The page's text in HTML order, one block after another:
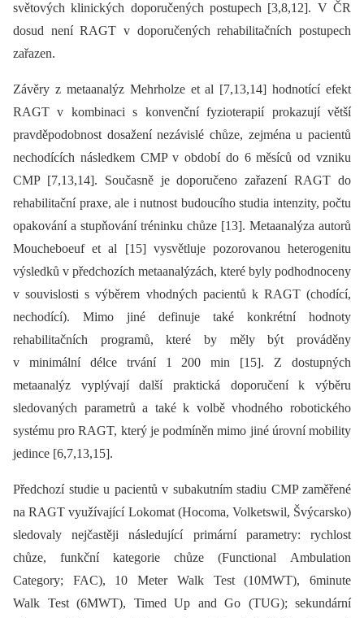
světových klinických doporučených postupech [3,8,12]. V ČR
dosud není RAGT v doporučených rehabilitačních postupech
zařazen.
Závěry z metaanalýz Mehrholze et al [7,13,14] hodnotící efekt
RAGT v kombinaci s konvenční fyzioterapií prokazují větší
pravděpodobnost dosažení nezávislé chůze, zejména u pacientů
nechodících následkem CMP v období do 6 měsíců od vzniku
CMP [7,13,14]. Současně je doporučeno zařazení RAGT do
rehabilitační praxe, ale i nutnost budoucího studia intenzity, počtu
opakování a stupňování tréninku chůze [13]. Metaanalýza autorů
Moucheboeuf et al [15] vysvětluje pozorovanou heterogenitu
výsledků v předchozích metaanalýzách, které byly podhodnoceny
v souvislosti s výběrem vhodných pacientů k RAGT (chodící,
nechodící). Mimo jiné definuje také konkrétní hodnoty
rehabilitačních programů, které by měly být prováděny
v minimální délce trvání 1 200 min [15]. Z dostupných
metaanalýz vyplývají další praktická doporučení k výběru
sledovaných parametrů a také k volbě vhodného robotického
systému pro RAGT, který je podmíněn mimo jiné úrovní mobility
jedince [6,7,13,15].
Předchozí studie u pacientů v subakutním stadiu CMP zaměřené
na RAGT využívající Lokomat (Hocoma, Volketswil, Švýcarsko)
sledovaly nejčastěji následující primární parametry: rychlost
chůze, funkční kategorie chůze (Functional Ambulation
Category; FAC), 10 Meter Walk Test (10MWT), 6minute
Walk Test (6MWT), Timed Up and Go (TUG); sekundární